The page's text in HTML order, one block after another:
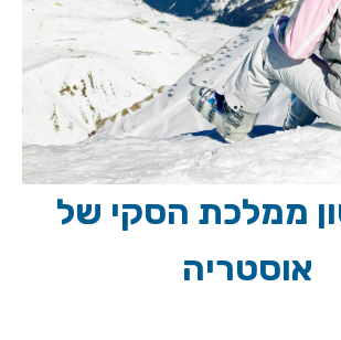
ממלכת הסקי של
אוסטריה